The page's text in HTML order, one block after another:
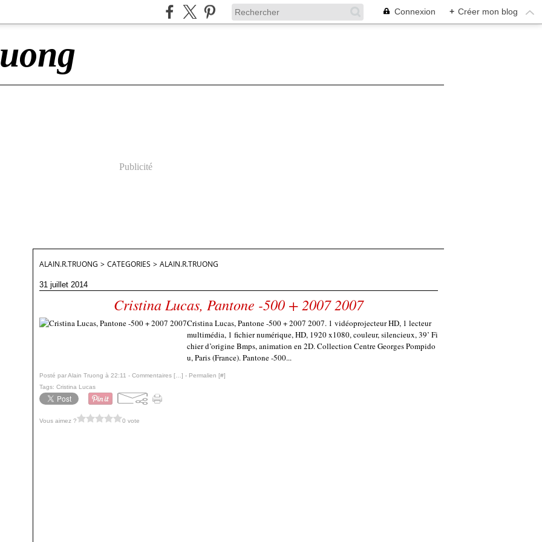
Connexion + Créer mon blog
Publicité
ALAIN.R.TRUONG > CATEGORIES > ALAIN.R.TRUONG
31 juillet 2014
Cristina Lucas, Pantone -500 + 2007 2007
Cristina Lucas, Pantone -500 + 2007 2007. 1 vidéoprojecteur HD, 1 lecteur
multimédia, 1 fichier numérique, HD, 1920 x1080, couleur, silencieux, 39’ Fi
chier d’origine Bmps, animation en 2D. Collection Centre Georges Pompido
u, Paris (France). Pantone -500...
Posté par Alain Truong à 22:11 - Commentaires [ ] - Permalien [#]
Tags: Cristina Lucas
Vous aimez ? 0 vote